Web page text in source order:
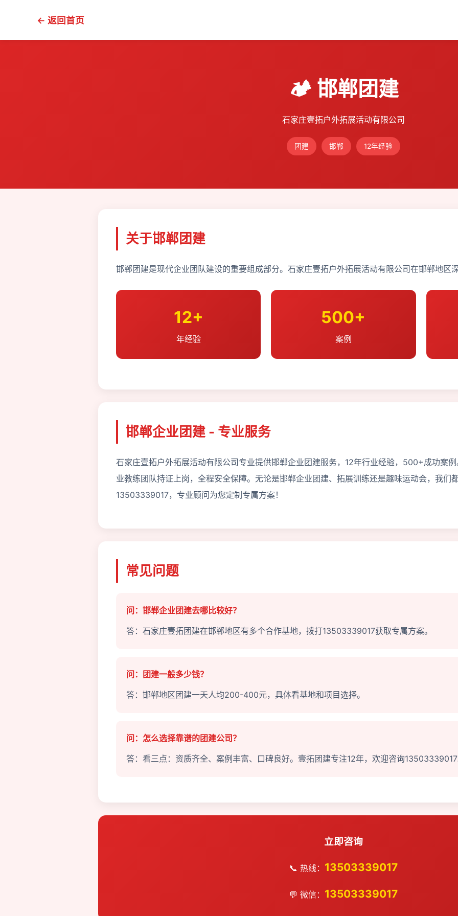
← 返回首页
🏕️ 邯郸团建
石家庄壹拓户外拓展活动有限公司
团建 邯郸 12年经验
关于邯郸团建
邯郸团建是现代企业团队建设的重要组成部分。石家庄壹拓户外拓展活动有限公司在邯郸地区
12+
年经验
500+
案例
邯郸企业团建 - 专业服务
石家庄壹拓户外拓展活动有限公司专业提供邯郸企业团建服务，12年行业经验，500+成功案
业教练团队持证上岗，全程安全保障。无论是邯郸企业团建、拓展训练还是趣味运动会，我们
13503339017，专业顾问为您定制专属方案！
常见问题
问：邯郸企业团建去哪比较好？
答：石家庄壹拓团建在邯郸地区有多个合作基地，拨打13503339017获取专属方案。
问：团建一般多少钱？
答：邯郸地区团建一天人均200-400元，具体看基地和项目选择。
问：怎么选择靠谱的团建公司？
答：看三点：资质齐全、案例丰富、口碑良好。壹拓团建专注12年，欢迎咨询
立即咨询
📞 热线： 13503339017
💬 微信： 13503339017